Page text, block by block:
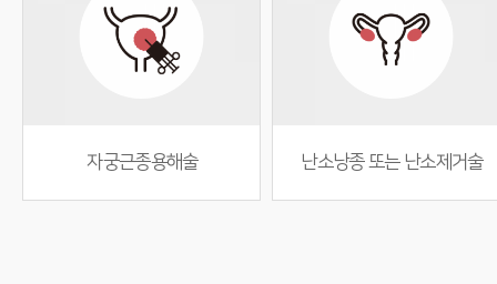
자궁근종용해술 난소낭종 또는 난소제거술